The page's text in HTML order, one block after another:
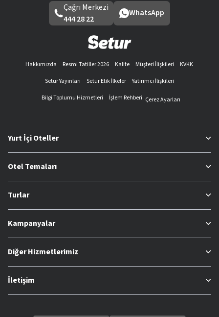
Çağrı Merkezi
444 28 22
WhatsApp
Hakkımızda Resmi Tatiller 2026 Kalite Müşteri İlişkileri
KVKK
Setur Yayınları
Setur Etik İlkeler
Yatırımcı İlişkileri
Bilgi Toplumu Hizmetleri
İşlem Rehberi Çerez Ayarları
Yurt İçi Oteller
Otel Temaları
Turlar
Kampanyalar
Diğer Hizmetlerimiz
İletişim